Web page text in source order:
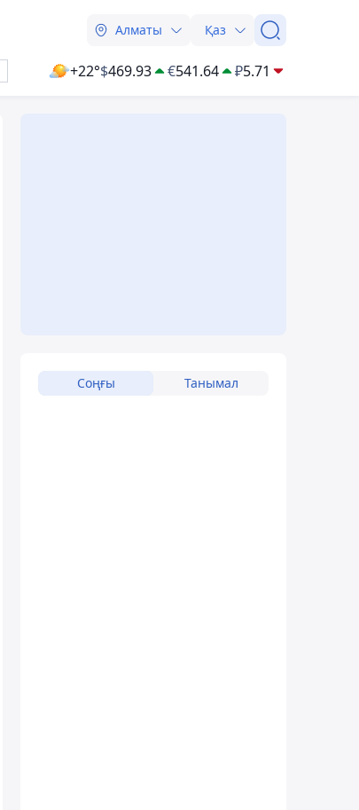
Алматы Қаз
+22°$469.93 €541.64 ₽5.71
Соңғы Танымал